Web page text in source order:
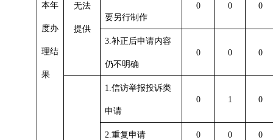
本年
度办
理结
果
无法
提供
要另行制作
0 0 0
3.补正后申请内容
仍不明确
0 0 0
1.信访举报投诉类
申请
0 1 0
2.重复申请 0 0 0